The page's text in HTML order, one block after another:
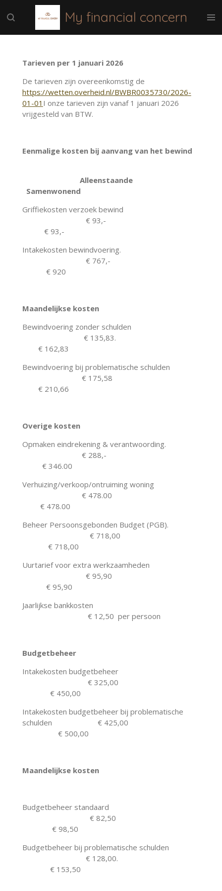
direct
My financial concern
Tarieven per 1 januari2026
De tarieven zijn overeenkomstig de
https://wetten.overheid.nl/BWBR0035730/2026-
01-01 I onze tarieven zijn vanaf 1 januari 2026
vrijgesteld van BTW.
Eenmalige kosten bij aanvang van het bewind
Alleenstaande
Samenwonend
Griffiekosten verzoek bewind
€ 93,-
€ 93,-
Intakekosten bewindvoering.
€ 767,-
€ 920
Maandelijkse kosten
Bewindvoering zonder schulden
€ 135,83.
€ 162,83
Bewindvoering bij problematische schulden
€ 175,58
€ 210,66
Overige kosten
Opmaken eindrekening & verantwoording.
€ 288,-
€ 346.00
Verhuizing/verkoop/ontruiming woning
€ 478.00
€ 478.00
Beheer Persoonsgebonden Budget (PGB).
€ 718,00
€ 718,00
Uurtarief voor extra werkzaamheden
€ 95,90
€ 95,90
Jaarlijkse bankkosten
€ 12,50 per persoon
Budgetbeheer
Intakekosten budgetbeheer
€ 325,00
€ 450,00
Intakekosten budgetbeheer bij problematische
schulden € 425,00
€ 500,00
Maandelijkse kosten
Budgetbeheer standaard
€ 82,50
€ 98,50
Budgetbeheer bij problematische schulden
€ 128,00.
€ 153,50